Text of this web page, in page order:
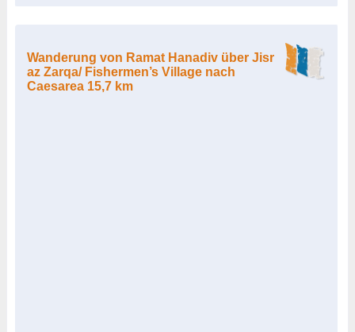
Wanderung von Ramat Hanadiv über Jisr
az Zarqa/ Fishermen’s Village nach
Caesarea 15,7 km